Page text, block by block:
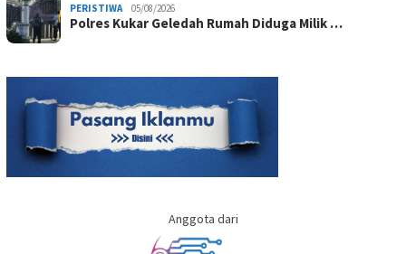
PERISTIWA 05/08/2026
Polres Kukar Geledah Rumah Diduga Milik …
Anggota dari